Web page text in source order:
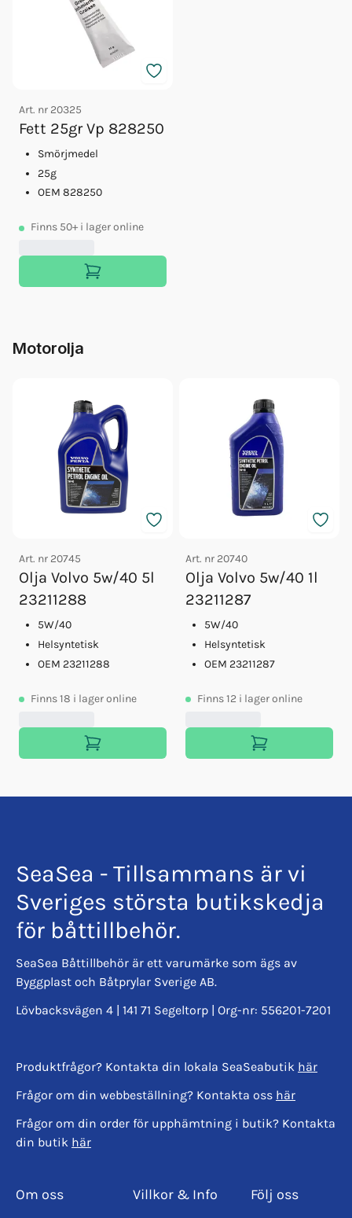
Art. nr 20325
Fett 25gr Vp 828250
Smörjmedel
25g
OEM 828250
Finns 50+ i lager online
Motorolja
Art. nr 20745
Olja Volvo 5w/40 5l
23211288
5W/40
Helsyntetisk
OEM 23211288
Finns18 i lager online
Art. nr 20740
Olja Volvo 5w/40 1l
23211287
5W/40
Helsyntetisk
OEM 23211287
Finns12 i lager online
SeaSea - Tillsammans är vi
Sveriges största butikskedja
för båttillbehör.
SeaSea Båttillbehör är ett varumärke som ägs av
Byggplast och Båtprylar Sverige AB.
Lövbacksvägen 4 | 141 71 Segeltorp | Org-nr: 556201-7201
Produktfrågor? Kontakta din lokala SeaSeabutik här
Frågor om din webbeställning? Kontakta oss här
Frågor om din order för upphämtning i butik? Kontakta
din butik här
Om oss Villkor & Info Följ oss